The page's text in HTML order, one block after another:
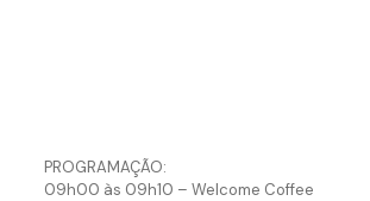
PROGRAMAÇÃO:
09h00 às 09h10 – Welcome Coffee